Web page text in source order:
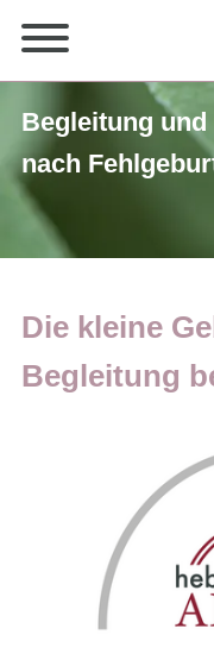
Begleitung
nach
Die kleine
Begleitung